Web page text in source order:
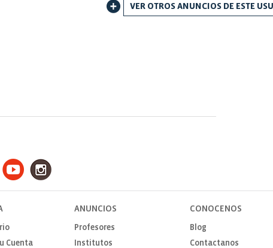
VER OTROS ANUNCIOS DE ESTE
Cuenta
ANUNCIOS
Profesores
Institutos
CONOCENOS
Blog
Contactanos